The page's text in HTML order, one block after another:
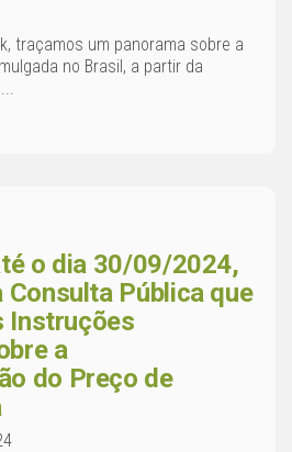
traçamos um panorama sobre a
no Brasil, a partir da
o dia 30/09/2024,
Consulta Pública que
Instruções
a
do Preço de